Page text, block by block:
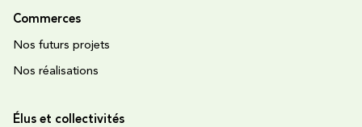
Commerces
Nos futurs projets
Nos réalisations
Élus et collectivités